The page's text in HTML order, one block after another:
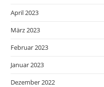
April 2023
März 2023
Februar 2023
Januar 2023
Dezember 2022